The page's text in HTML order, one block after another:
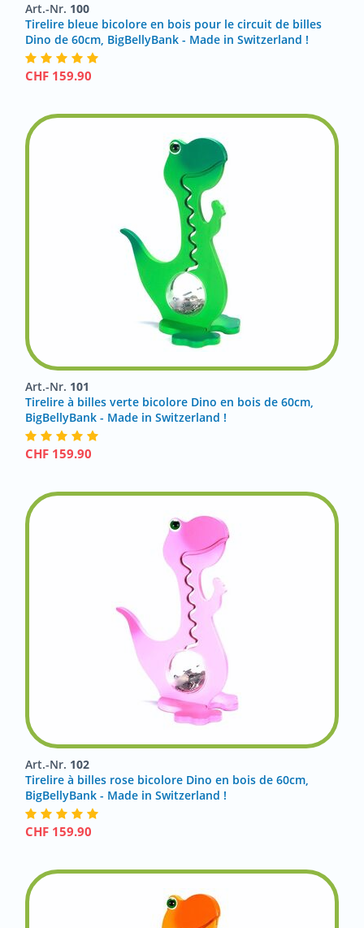
Art.-Nr. 100
Tirelire bleue bicolore en bois pour le circuit de billes
Dino de 60cm, BigBellyBank - Made in Switzerland !
CHF 159.90
Art.-Nr. 101
Tirelire à billes verte bicolore Dino en bois de 60cm,
BigBellyBank - Made in Switzerland !
CHF 159.90
Art.-Nr. 102
Tirelire à billes rose bicolore Dino en bois de 60cm,
BigBellyBank - Made in Switzerland !
CHF 159.90